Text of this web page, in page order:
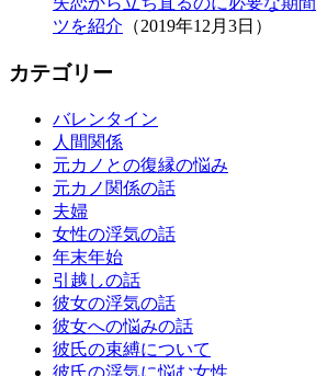
ツを紹介 （2019年12月3日）
カテゴリー
バレンタイン
人間関係
元カノとの復縁の悩み
元カノ関係の話
夫婦
女性の浮気の話
年末年始
引越しの話
彼女の浮気の話
彼女への悩みの話
彼氏の束縛について
彼氏の浮気に悩む女性